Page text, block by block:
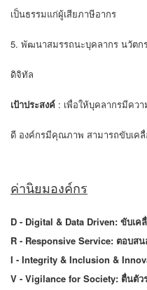
เป็นธรรมแก่ผู้เสียภาษีอากร
5. พัฒนาสมรรถนะบุคลากร นวัตก
ดิจิทัล
เป้าประสงค์ : เพื่อให้บุคลากรมีค
ดี องค์กรมีคุณภาพ สามารถขับเค
ค่านิยมองค์กร
D - Digital & Data Driven: ขับเ
R - Responsive Service: ตอบสน
I - Integrity & Inclusion &
V - Vigilance for Society: ตื่นตัว